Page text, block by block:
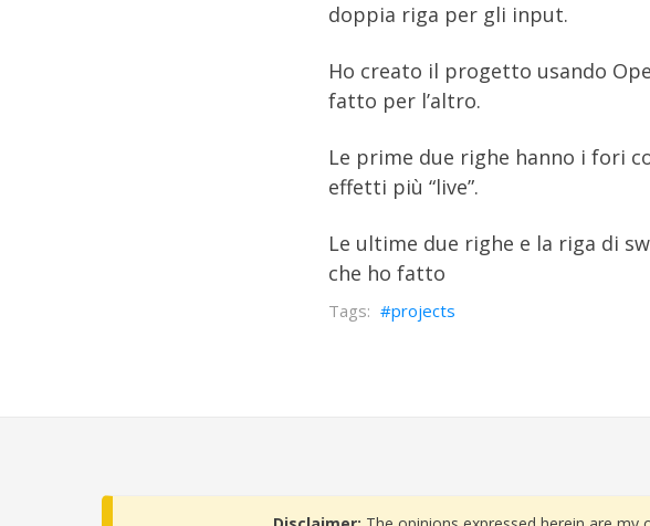
doppia riga per gli input.
Ho creato il progetto usando
fatto per l’altro.
Le prime due righe hanno i fori
effetti più “live”.
Le ultime due righe e la riga di
che ho fatto
projects